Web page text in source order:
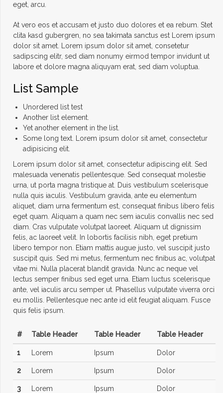
eget, arcu.
At vero eos et accusam et justo duo dolores et ea rebum. Stet
clita kasd gubergren, no sea takimata sanctus est Lorem ipsum
dolor sit amet. Lorem ipsum dolor sit amet, consetetur
sadipscing elitr, sed diam nonumy eirmod tempor invidunt ut
labore et dolore magna aliquyam erat, sed diam voluptua.
List Sample
Unordered list test
Another list element.
Yet another element in the list.
Some long text. Lorem ipsum dolor sit amet, consectetur
adipisicing elit.
Lorem ipsum dolor sit amet, consectetur adipiscing elit. Sed
malesuada venenatis pellentesque. Sed consequat molestie
urna, ut porta magna tristique at. Duis vestibulum scelerisque
nulla quis iaculis. Vestibulum gravida, ante eu elementum
aliquet, diam urna fermentum est, consequat finibus libero felis
eget quam. Aliquam a quam nec sem iaculis convallis nec sed
diam. Cras vulputate volutpat laoreet. Aliquam ut dignissim
felis, ac laoreet velit. In lobortis facilisis nibh, eget pretium
libero tempor non. Etiam mattis augue justo, vel suscipit justo
suscipit quis. Sed mi metus, fermentum nec finibus ac, volutpat
vitae mi. Nulla placerat blandit gravida. Nunc ac neque vel
lectus semper finibus sed eget urna. Etiam luctus scelerisque
ante, vel iaculis arcu semper ut. Phasellus vulputate viverra orci
eu mollis. Pellentesque nec ante id elit feugiat aliquam. Fusce
quis felis ipsum.
# Table Header Table Header Table Header
1 Lorem Ipsum Dolor
2 Lorem Ipsum Dolor
3 Lorem Ipsum Dolor